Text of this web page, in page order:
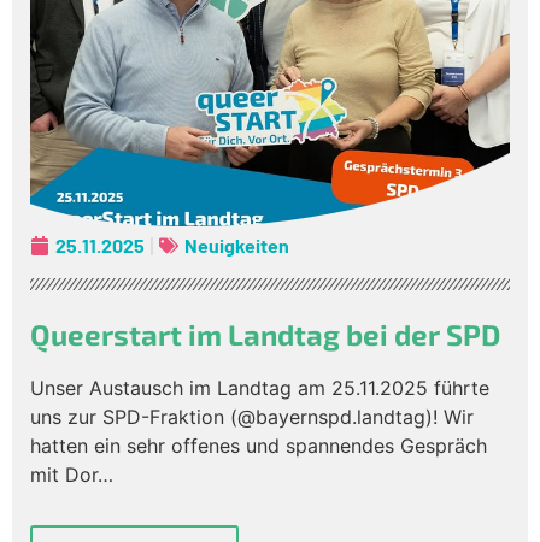
25.11.2025 Neuigkeiten
Queerstart im Landtag bei der SPD
Unser Austausch im Landtag am 25.11.2025 führte
uns zur SPD-Fraktion (@bayernspd.landtag)! Wir
hatten ein sehr offenes und spannendes Gespräch
mit Dor…